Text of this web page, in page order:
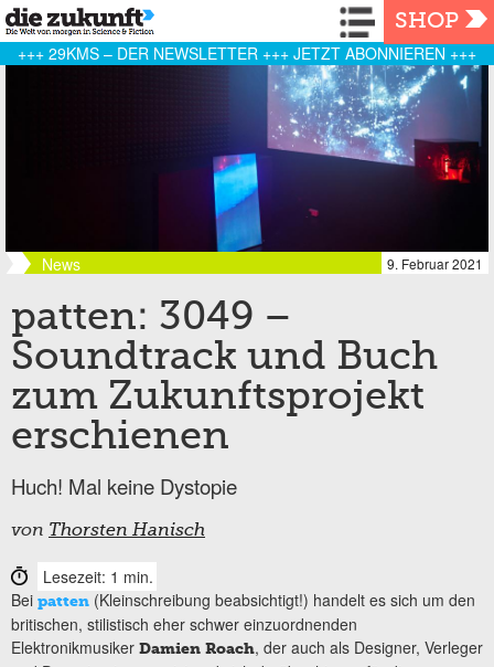
Navigation
SHOP
+++ 29KMS – DER NEWSLETTER +++ JETZT ABONNIEREN +++
News 9. Februar 2021
patten: 3049 –
Soundtrack und Buch
zum Zukunftsprojekt
erschienen
Huch! Mal keine Dystopie
von Thorsten Hanisch
Lesezeit: 1 min.
Bei patten (Kleinschreibung beabsichtigt!) handelt es sich um den
britischen, stilistisch eher schwer einzuordnenden
Elektronikmusiker Damien Roach, der auch als Designer, Verleger